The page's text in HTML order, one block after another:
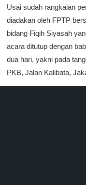
Usai sudah rangkaian
diadakan oleh FPTP
bidang Fiqih Siyasah
acara ditutup dengan
dua hari, yakni pada
PKB, Jalan Kalibata,